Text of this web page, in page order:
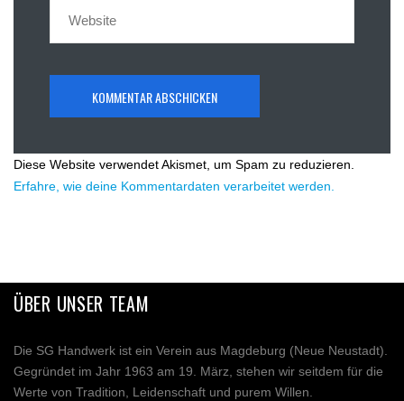
Diese Website verwendet Akismet, um Spam zu reduzieren.
Erfahre, wie deine Kommentardaten verarbeitet werden.
ÜBER UNSER TEAM
Die SG Handwerk ist ein Verein aus Magdeburg (Neue Neustadt).
Gegründet im Jahr 1963 am 19. März, stehen wir seitdem für die
Werte von Tradition, Leidenschaft und purem Willen.